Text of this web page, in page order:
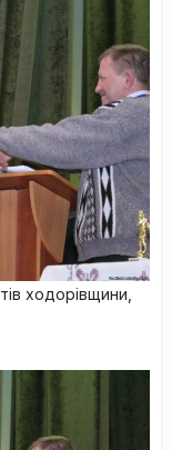
ходорівщини,